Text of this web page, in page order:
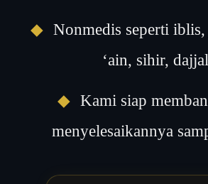
◆ Nonmedis seperti
‘ain, sihir,
◆ Kami siap
menyelesaikannya